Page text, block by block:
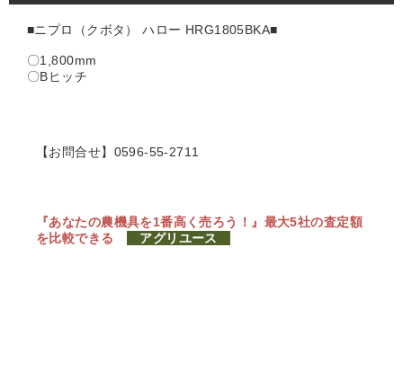
■ニプロ（クボタ） ハロー HRG1805BKA■
〇1,800mm
〇Bヒッチ
【お問合せ】0596-55-2711
『あなたの農機具を1番高く売ろう！』 最大5社の査定額
を比較できる
アグリユース